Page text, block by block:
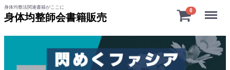
身体均整法関連書籍がここに
身体均整師会書籍販売
0 Menu